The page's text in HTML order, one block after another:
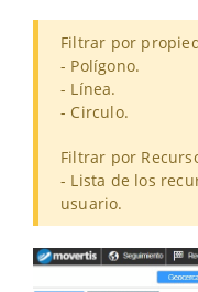
Filtrar por
- Polígono.
- Línea.
- Circulo.
Filtrar por
- Lista de los
usuario.